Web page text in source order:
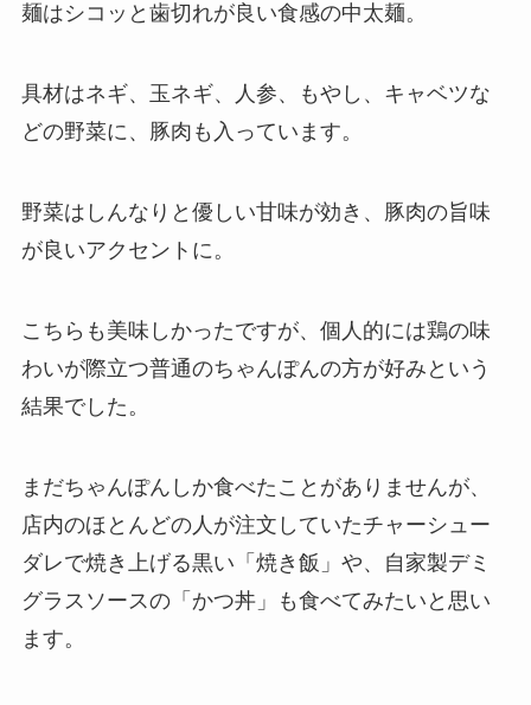
麺はシコッと歯切れが良い食感の中太麺。
具材はネギ、玉ネギ、人参、もやし、キャベツな
どの野菜に、豚肉も入っています。
野菜はしんなりと優しい甘味が効き、豚肉の旨味
が良いアクセントに。
こちらも美味しかったですが、個人的には鶏の味
わいが際立つ普通のちゃんぽんの方が好みという
結果でした。
まだちゃんぽんしか食べたことがありませんが、
店内のほとんどの人が注文していたチャーシュー
ダレで焼き上げる黒い「焼き飯」や、自家製デミ
グラスソースの「かつ丼」も食べてみたいと思い
ます。